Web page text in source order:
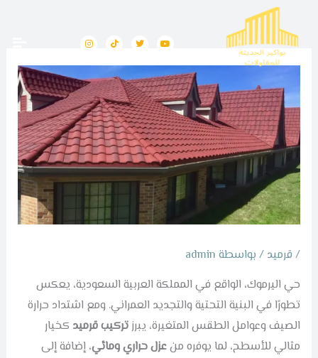
المحتوى
Y
o
t
u
b
e
T
w
t
e
r
T
i
t
o
k
I
n
t
g
r
a
m
/ قرميد / بواسطة admin
حي اليرموك، الواقع في المملكة العربية السعودية، يعكس
تطورًا في البنية التحتية والتجديد العمراني. ومع اشتداد حرارة
الصيف وعوامل الطقس المتغيرة، يبرزتركيب قرميد كخيار
مثالي للأسطح، لما يوفره منعزل حراري ومائي، إضافة إلى